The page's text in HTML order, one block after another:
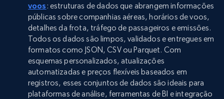
voos : estruturas de dados que abrangem informações
públicas sobre companhias aéreas, horários de voos,
detalhes da frota, tráfego de passageiros e emissões.
Todos os dados são limpos, validados e entregues em
formatos como JSON, CSV ou Parquet. Com
esquemas personalizados, atualizações
automatizadas e preços flexíveis baseados em
registros, esses conjuntos de dados são ideais para
plataformas de análise, ferramentas de BI e integração